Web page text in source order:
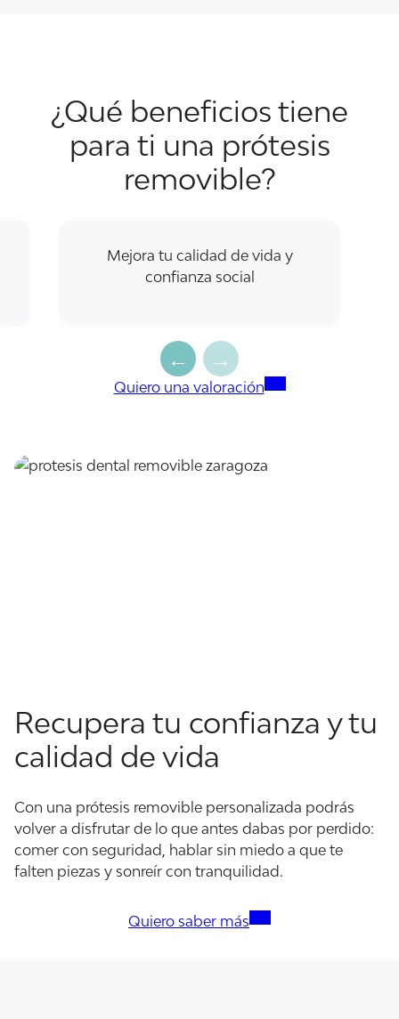
¿Qué beneficios tiene
para ti una prótesis
removible?
Mejora tu calidad de vida y
confianza social
Quiero una valoración
Recupera tu confianza y tu
calidad de vida
Con una prótesis removible personalizada podrás
volver a disfrutar de lo que antes dabas por perdido:
comer con seguridad, hablar sin miedo a que te
falten piezas y sonreír con tranquilidad.
Quiero saber más